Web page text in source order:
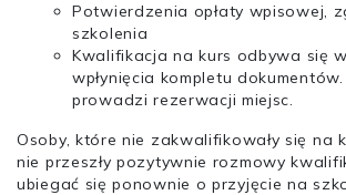
Potwierdzenia opłaty wpisowej,
szkolenia
Kwalifikacja na kurs odbywa się
wpłynięcia kompletu dokumentów.
prowadzi rezerwacji miejsc.
Osoby, które nie zakwalifikowały się na
nie przeszły pozytywnie rozmowy
ubiegać się ponownie o przyjęcie na